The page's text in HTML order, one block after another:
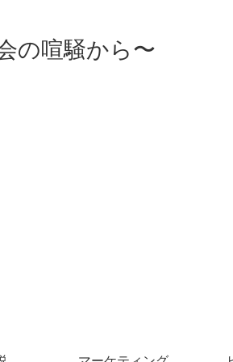
の喧騒から〜